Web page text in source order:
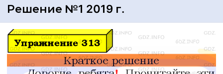
Решение №1 2019 г.